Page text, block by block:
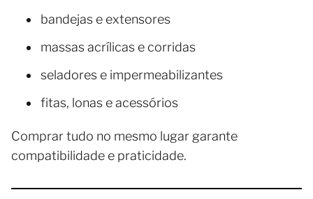
bandejas e extensores
massas acrílicas e corridas
seladores e impermeabilizantes
fitas, lonas e acessórios
Comprar tudo no mesmo lugar garante
compatibilidade e praticidade.